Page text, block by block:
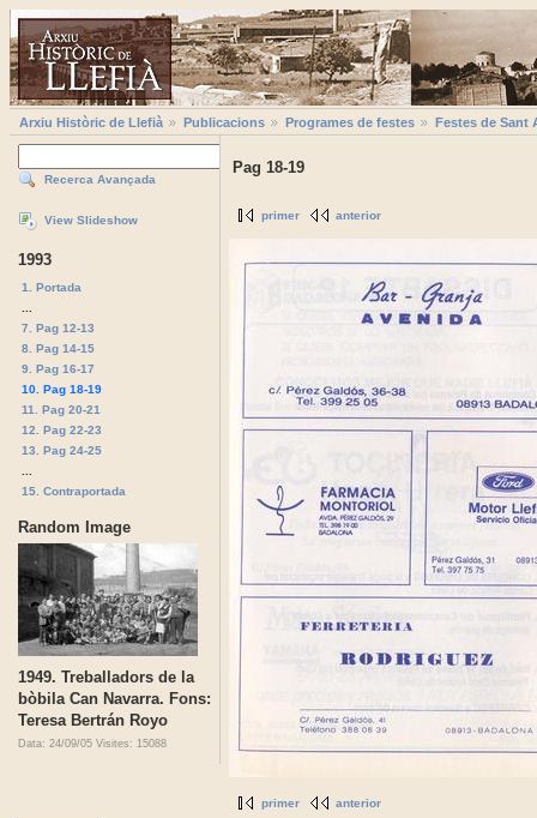
Arxiu Històric de Llefià Publicacions Programes de festes Festes de Sant
Recerca Avançada
View Slideshow
1993
1. Portada
7. Pag 12-13
8. Pag 14-15
9. Pag 16-17
10. Pag 18-19
11. Pag 20-21
12. Pag 22-23
13. Pag 24-25
15. Contraportada
Random Image
1949. Treballadors de la
bòbila Can Navarra. Fons:
Teresa Bertrán Royo
Data: 24/09/05 Visites: 15088
Pag 18-19
primer anterior
primer anterior